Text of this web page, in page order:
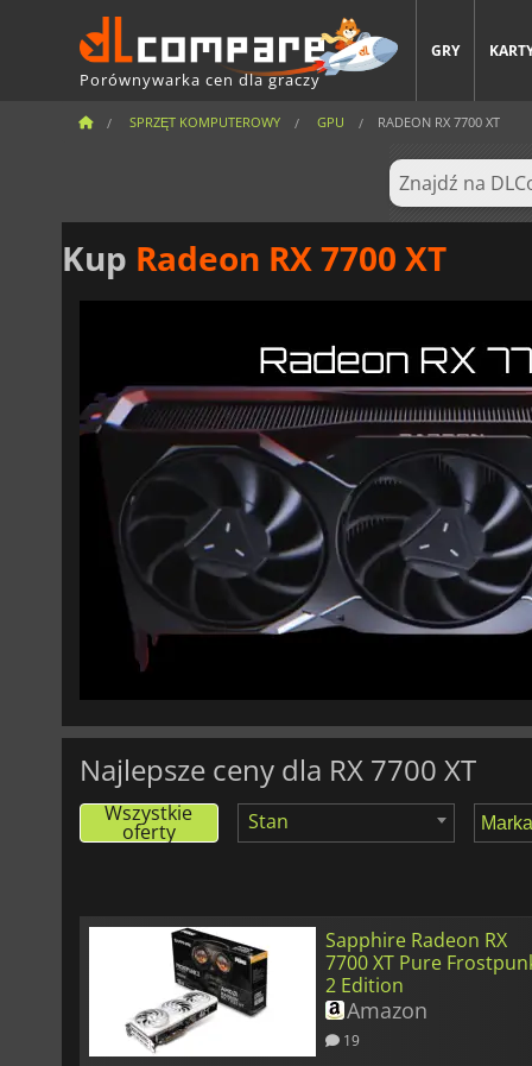
Porównywarka cen dla graczy
GRY
SPRZĘT KOMPUTEROWY GPU RADEON RX 7700 XT
Kup Radeon RX 7700 XT
Najlepsze ceny dla RX 7700 XT
Wszystkie
oferty Stan
Sapphire Radeon RX
7700 XT Pure
2 Edition
Amazon
19